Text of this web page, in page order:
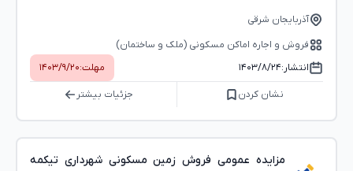
آذربایجان شرقی
فروش و اجاره اماکن مسکونی (ملک و ساختمان)
انتشار:۱۴۰۳/۸/۲۴ مهلت:۱۴۰۳/۹/۲۰
نشان کردن جزئیات بیشتر
مزایده عمومی فروش زمین مسکونی شهرداری تیکمه